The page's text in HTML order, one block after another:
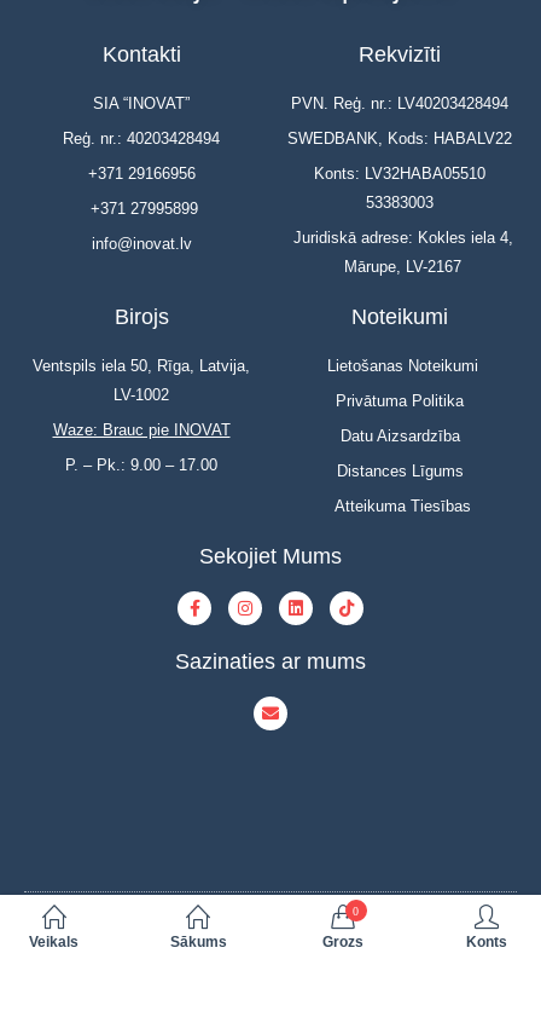
Kontakti
SIA “INOVAT”
Reģ. nr.: 40203428494
+371 29166956
+371 27995899
info@inovat.lv
Rekvizīti
PVN. Reģ. nr.: LV40203428494
SWEDBANK, Kods: HABALV22
Konts: LV32HABA05510
53383003
Juridiskā adrese: Kokles iela 4,
Mārupe, LV-2167
Birojs
Ventspils iela 50, Rīga, Latvija,
LV-1002
Waze: Brauc pie INOVAT
P. – Pk.: 9.00 – 17.00
Noteikumi
Lietošanas Noteikumi
Privātuma Politika
Datu Aizsardzība
Distances Līgums
Atteikuma Tiesības
Sekojiet Mums
Sazinaties ar mums
© Copyright 2023 | INOVAT | All Rights Reserved | Powered by INOVAT
Veikals Sākums
0
Grozs Konts